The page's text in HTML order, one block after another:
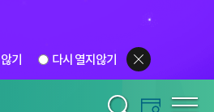
기 다시 열지않기